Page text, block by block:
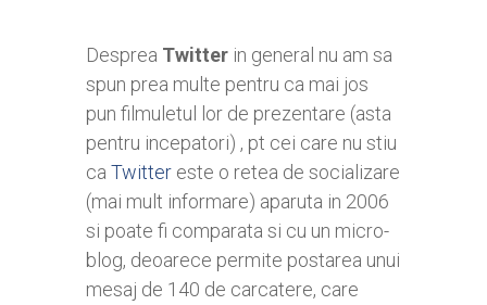
Desprea Twitter in general nu am sa
spun prea multe pentru ca mai jos
pun filmuletul lor de prezentare (asta
pentru incepatori) , pt cei care nu stiu
ca Twitter este o retea de socializare
(mai mult informare) aparuta in 2006
si poate fi comparata si cu un micro-
blog, deoarece permite postarea unui
mesaj de 140 de carcatere, care